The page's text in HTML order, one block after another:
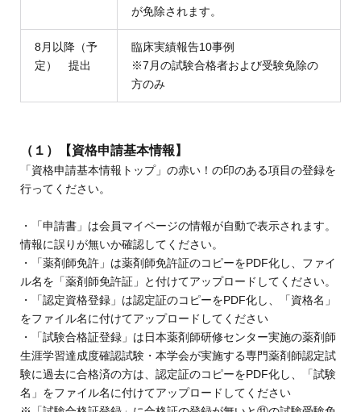
が免除されます。
8月以降（予
定） 提出
臨床実績報告10事例
※7月の試験合格者および受験免除の
方のみ
（１） 【資格申請基本情報】
「資格申請基本情報トップ」の赤い！の印のある項目の登録を
行ってください。
・「申請書」は会員マイページの情報が自動で表示されます。
情報に誤りが無いか確認してください。
・「薬剤師免許」は薬剤師免許証のコピーをPDF化し、ファイ
ル名を「薬剤師免許証」と付けてアップロードしてください。
・「認定資格登録」は認定証のコピーをPDF化し、「資格名」
をファイル名に付けてアップロードしてください
・「試験合格証登録」は日本薬剤師研修センター実施の薬剤師
生涯学習達成度確認試験・本学会が実施する専門薬剤師認定試
験に過去に合格済の方は、認定証のコピーをPDF化し、「試験
名」をファイル名に付けてアップロードしてください